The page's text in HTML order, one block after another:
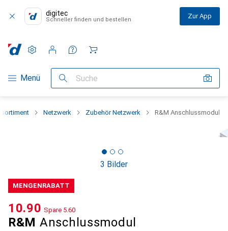
digitec
Schneller finden und bestellen Zur App
Navigation nach Kategorien
Menü Suche
Einstellungen
Kundenkonto
Vergleichslisten
Merklisten
Warenkorb
Netzwerk Zubehör Netzwerk R&M Anschlussmodul
3 Bilder
MENGENRABATT
R&M Anschlussmodul
CHF
10.90 Spare CHF
5.60